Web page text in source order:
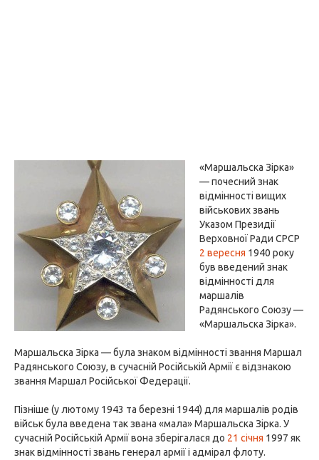
«Маршальска Зірка»
— почесний знак
відмінності вищих
військових звань
Указом Президії
Верховної Ради СРСР
2 вересня 1940 року
був введений знак
відмінності для
маршалів
Радянського Союзу —
«Маршальска Зірка».
Маршальска Зірка — була знаком відмінності звання Маршал
Радянського Союзу, в сучасній Російській Армії є відзнакою
звання Маршал Російської Федерації.
Пізніше (у лютому 1943 та березні 1944) для маршалів родів
військ була введена так звана «мала» Маршальска Зірка. У
сучасній Російській Армії вона зберігалася до 21 січня 1997 як
знак відмінності звань генерал армії і адмірал флоту.